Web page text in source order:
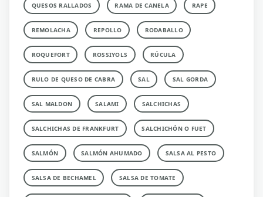
QUESOS RALLADOS RAMA DE CANELA RAPE
REMOLACHA REPOLLO RODABALLO
ROQUEFORT ROSSIYOLS RÚCULA
RULO DE QUESO DE CABRA SAL SAL GORDA
SAL MALDON SALAMI SALCHICHAS
SALCHICHAS DE FRANKFURT SALCHICHÓN O FUET
SALMÓN SALMÓN AHUMADO SALSA AL PESTO
SALSA DE BECHAMEL SALSA DE TOMATE